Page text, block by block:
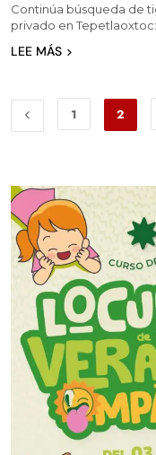
Continúa búsqueda de
privado en Tepetlaoxtoc:
LEE MÁS
1 2